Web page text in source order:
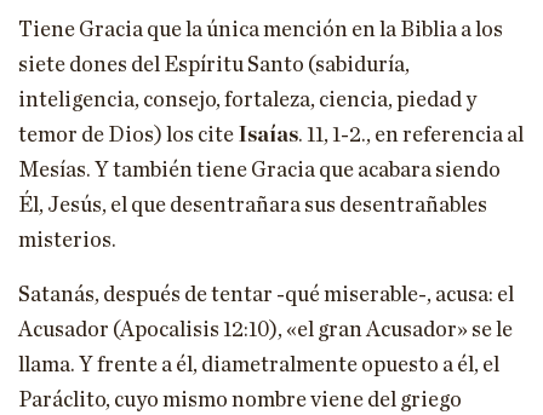
Tiene Gracia que la única mención en la Biblia a los
siete dones del Espíritu Santo (sabiduría,
inteligencia, consejo, fortaleza, ciencia, piedad y
temor de Dios) los cite Isaías. 11, 1-2., en referencia al
Mesías. Y también tiene Gracia que acabara siendo
Él, Jesús, el que desentrañara sus desentrañables
misterios.
Satanás, después de tentar -qué miserable-, acusa: el
Acusador (Apocalisis 12:10), «el gran Acusador» se le
llama. Y frente a él, diametralmente opuesto a él, el
Paráclito, cuyo mismo nombre viene del griego